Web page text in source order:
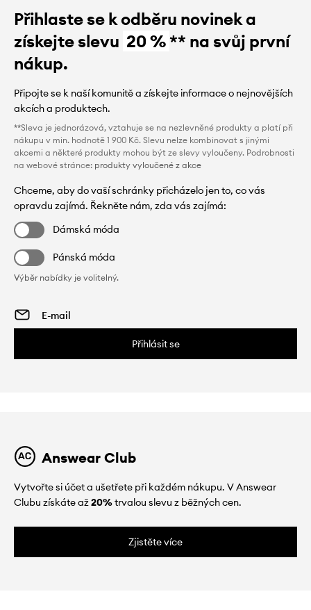
Přihlaste se k odběru novinek a
získejte slevu 20 %** na svůj první
nákup.
Připojte se k naší komunitě a získejte informace o nejnovějších
akcích a produktech.
**Sleva je jednorázová, vztahuje se na nezlevněné produkty a platí při
nákupu v min. hodnotě 1 900 Kč. Slevu nelze kombinovat s jinými
akcemi a některé produkty mohou být ze slevy vyloučeny. Podrobnosti
na webové stránce: produkty vyloučené z akce
Chceme, aby do vaší schránky přicházelo jen to, co vás
opravdu zajímá. Řekněte nám, zda vás zajímá:
Dámská móda
Pánská móda
Výběr nabídky je volitelný.
Přihlásit se
Answear Club
Vytvořte si účet a ušetřete při každém nákupu. V Answear
Clubu získáte až20%trvalou slevu z běžných cen.
Zjistěte více